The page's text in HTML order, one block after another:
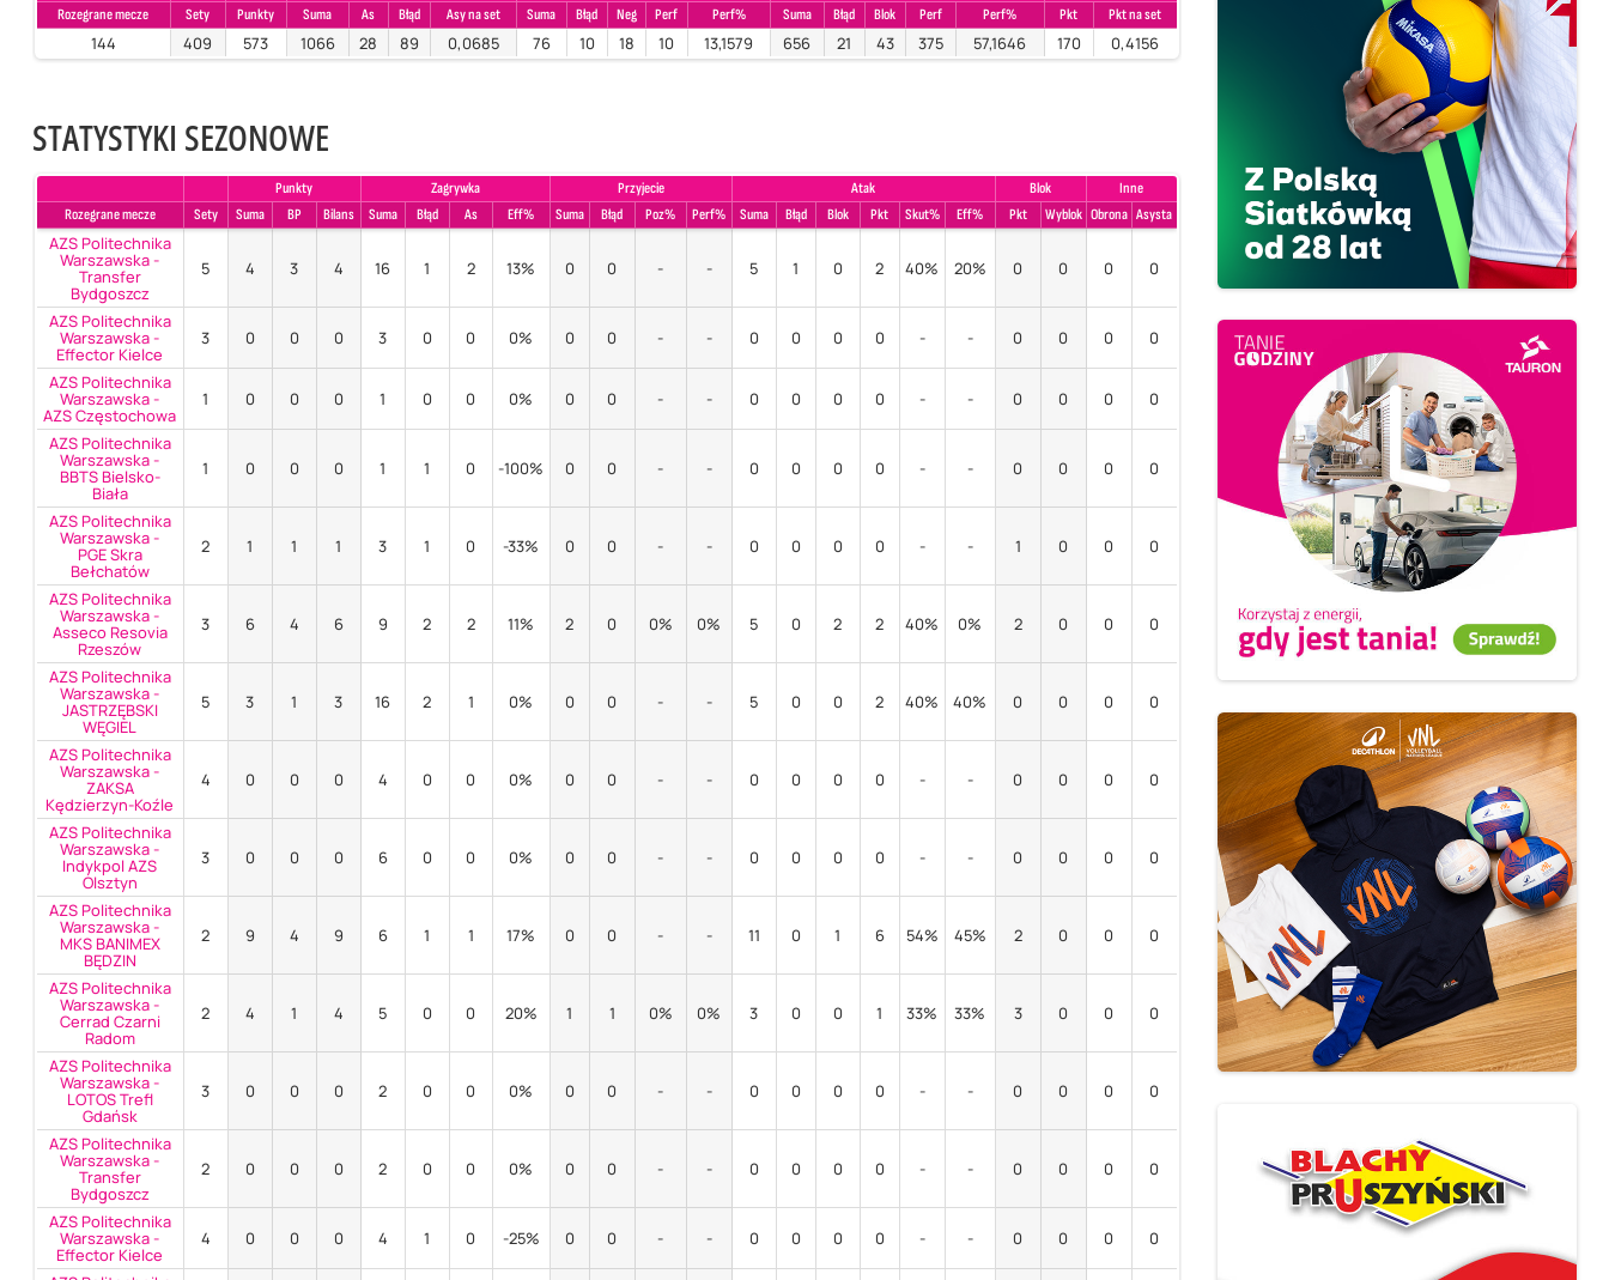
Rozegrane mecze
Sety Punkty Suma As Błąd Asy na set Suma Błąd Neg Perf Perf% Suma Błąd Blok Perf Perf% Pkt Pkt na set
144 409 573 1066 28 89 0,0685 76 10 18 10 13,1579 656 21 43 375 57,1646 170 0,4156
STATYSTYKI SEZONOWE
Punkty Zagrywka Przyjecie Atak Blok
Inne
Rozegrane mecze
Sety Suma BP Bilans Suma Błąd As Eff% Suma Błąd Poz% Perf% Suma Błąd Blok Pkt Skut% Eff% Pkt Wyblok Obrona Asysta
AZS Politechnika
Warszawska -
Transfer
Bydgoszcz
5 4 3 4 16 1 2 13% 0 0 - - 5 1 0 2 40% 20% 0 0 0 0
AZS Politechnika
Warszawska -
Effector Kielce
3 0 0 0 3 0 0 0% 0 0 - - 0 0 0 0 - - 0 0 0 0
AZS Politechnika
Warszawska -
AZS Częstochowa
1 0 0 0 1 0 0 0% 0 0 - - 0 0 0 0 - - 0 0 0 0
AZS Politechnika
Warszawska -
BBTS Bielsko-
Biała
1 0 0 0 1 1 0 -100% 0 0 - - 0 0 0 0 - - 0 0 0 0
AZS Politechnika
Warszawska -
PGE Skra
Bełchatów
2 1 1 1 3 1 0 -33% 0 0 - - 0 0 0 0 - - 1 0 0 0
AZS Politechnika
Warszawska -
Asseco Resovia
Rzeszów
3 6 4 6 9 2 2 11% 2 0 0% 0% 5 0 2 2 40% 0% 2 0 0 0
AZS Politechnika
Warszawska -
JASTRZĘBSKI
WĘGIEL
5 3 1 3 16 2 1 0% 0 0 - - 5 0 0 2 40% 40% 0 0 0 0
AZS Politechnika
Warszawska -
ZAKSA
Kędzierzyn-Koźle
4 0 0 0 4 0 0 0% 0 0 - - 0 0 0 0 - - 0 0 0 0
AZS Politechnika
Warszawska -
Indykpol AZS
Olsztyn
3 0 0 0 6 0 0 0% 0 0 - - 0 0 0 0 - - 0 0 0 0
AZS Politechnika
Warszawska -
MKS BANIMEX
BĘDZIN
2 9 4 9 6 1 1 17% 0 0 - - 11 0 1 6 54% 45% 2 0 0 0
AZS Politechnika
Warszawska -
Cerrad Czarni
Radom
2 4 1 4 5 0 0 20% 1 1 0% 0% 3 0 0 1 33% 33% 3 0 0 0
AZS Politechnika
Warszawska -
LOTOS Trefl
Gdańsk
3 0 0 0 2 0 0 0% 0 0 - - 0 0 0 0 - - 0 0 0 0
AZS Politechnika
Warszawska -
Transfer
Bydgoszcz
2 0 0 0 2 0 0 0% 0 0 - - 0 0 0 0 - - 0 0 0 0
AZS Politechnika
Warszawska -
Effector Kielce
4 0 0 0 4 1 0 -25% 0 0 - - 0 0 0 0 - - 0 0 0 0